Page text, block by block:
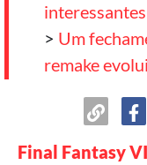
> Um
remake
Final Fantasy